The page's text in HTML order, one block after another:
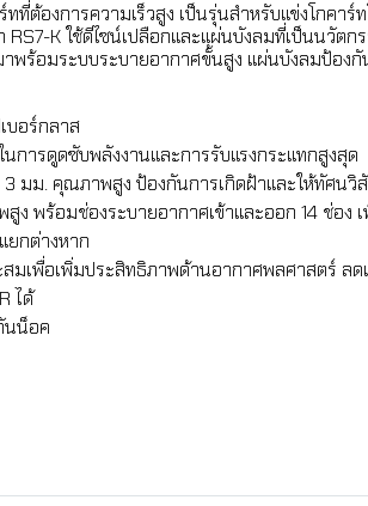
ต้องการความเร็วสูง เป็นรุ่นสำหรับแข่งโกคา
K ใช้ดีไซน์เปลือกและแผ่นบังลมที่เป็นนวั
พร้อมระบบระบายอากาศขั้นสูง แผ่นบังลมป้อง
บอร์กลาส
ารดูดซับพลังงานและการรับแรงกระแทกสูงสุด
มม. คุณภาพสูง ป้องกันการเกิดฝ้าและให้ทัศนวิ
พร้อมช่องระบายอากาศเข้าและออก 14 ช่อง
ยกต่างหาก
มเพื่อเพิ่มประสิทธิภาพด้านอากาศพลศาสตร์ ล
ได้
นน็อค